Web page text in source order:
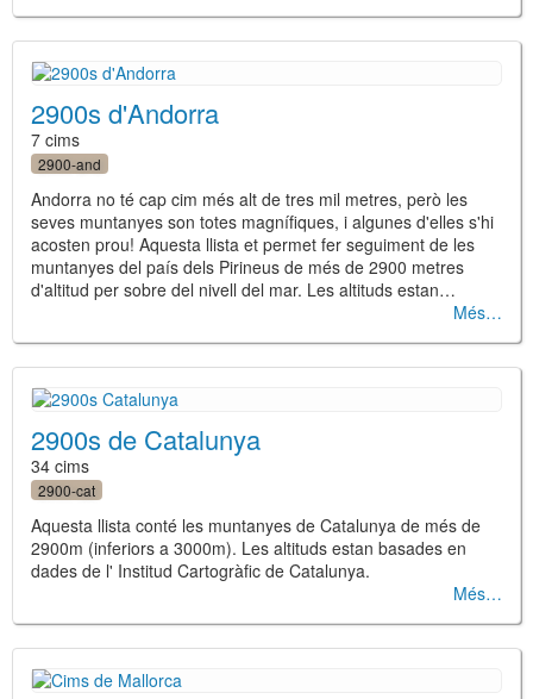
2900s d'Andorra
7 cims
2900-and
Andorra no té cap cim més alt de tres mil metres, però les
seves muntanyes son totes magnífiques, i algunes d'elles s'hi
acosten prou! Aquesta llista et permet fer seguiment de les
muntanyes del país dels Pirineus de més de 2900 metres
d'altitud per sobre del nivell del mar. Les altituds estan…
Més
2900s de Catalunya
34 cims
2900-cat
Aquesta llista conté les muntanyes de Catalunya de més de
2900m (inferiors a 3000m). Les altituds estan basades en
dades de l' Institud Cartogràfic de Catalunya.
Més